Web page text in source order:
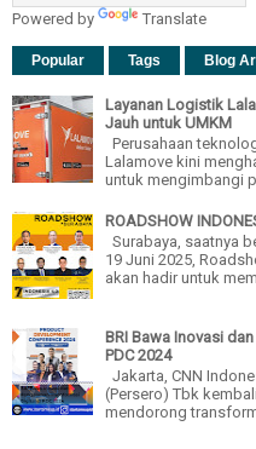
Powered by Translate
Popular Tags Blog
Layanan Logistik
Jauh untuk UMKM
Perusahaan
Lalamove kini
untuk mengimbangi
ROADSHOW
Surabaya, saatnya
19 Juni 2025,
akan hadir untuk
BRI Bawa Inovasi
PDC 2024
Jakarta, CNN
(Persero) Tbk
mendorong